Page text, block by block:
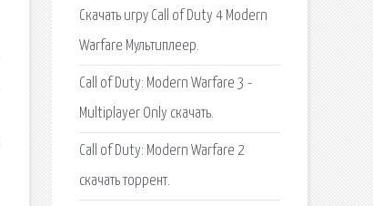
Скачать игру Call of Duty 4 Modern
Warfare Мультиплеер.
Call of Duty: Modern Warfare 3 -
Multiplayer Only скачать.
Call of Duty: Modern Warfare 2
скачать торрент.